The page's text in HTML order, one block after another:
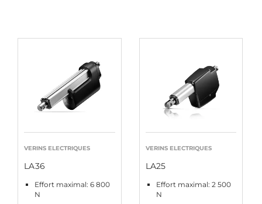
VERINS ELECTRIQUES
LA36
Effort maximal: 6 800
N
VERINS ELECTRIQUES
LA25
Effort maximal: 2 500
N